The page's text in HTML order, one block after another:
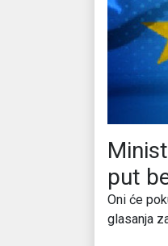
put
Oni će
glasanja